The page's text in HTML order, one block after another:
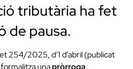
tributària ha fet
de pausa.
254/2025, d’1 d’abril (publicat
formalitza unapròrroga